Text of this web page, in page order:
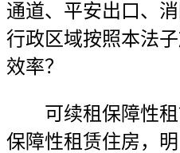
通道、平安出口、
行政区域按照本法
效率？
可续租保障性租
保障性租赁住房，